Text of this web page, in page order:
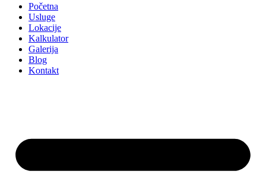
Početna
Usluge
Lokacije
Kalkulator
Galerija
Blog
Kontakt